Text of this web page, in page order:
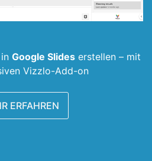
Google Slideserstellen – mit
Vizzlo-Add-on
ERFAHREN